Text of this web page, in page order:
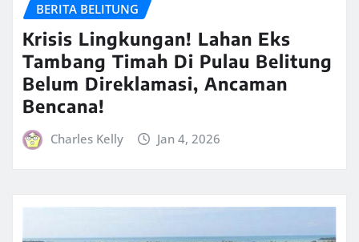
BERITA BELITUNG
Krisis Lingkungan! Lahan Eks
Tambang Timah Di Pulau Belitung
Belum Direklamasi, Ancaman
Bencana!
Charles Kelly Jan 4, 2026